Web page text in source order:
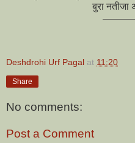
बुरा
Deshdrohi Urf Pagal at 11:20
Share
No comments:
Post a Comment